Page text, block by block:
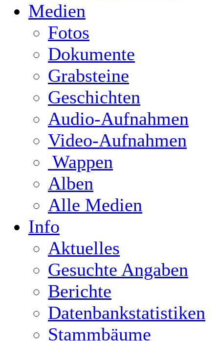
Medien
Fotos
Dokumente
Grabsteine
Geschichten
Audio-Aufnahmen
Video-Aufnahmen
Wappen
Alben
Alle Medien
Info
Aktuelles
Gesuchte Angaben
Berichte
Datenbankstatistiken
Stammbäume